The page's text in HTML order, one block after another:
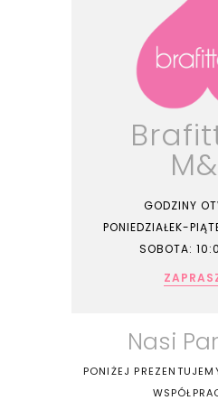
GODZINY
PONIEDZIAŁEK-
SOBOTA:
Nasi
PONIŻEJ